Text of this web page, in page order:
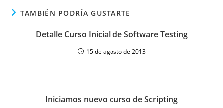
TAMBIÉN PODRÍA GUSTARTE
Detalle Curso Inicial de Software Testing
15 de agosto de 2013
Iniciamos nuevo curso de Scripting